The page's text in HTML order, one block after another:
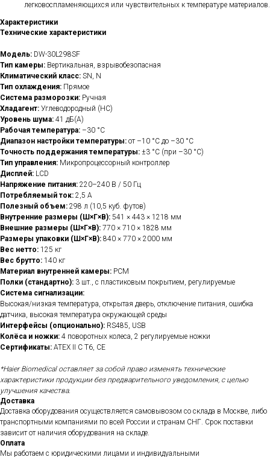
легковоспламеняющихся или чувствительных к температуре материалов.
Характеристики
Технические характеристики
Модель: DW-30L298SF
Тип камеры: Вертикальная, взрывобезопасная
Климатический класс: SN, N
Тип охлаждения: Прямое
Система разморозки: Ручная
Хладагент: Углеводородный (HC)
Уровень шума: 41 дБ(A)
Рабочая температура: –30 °C
Диапазон настройки температуры: от –10 °C до –30 °C
Точность поддержания температуры: ±3 °C (при –30 °C)
Тип управления: Микропроцессорный контроллер
Дисплей: LCD
Напряжение питания: 220–240 В / 50 Гц
Потребляемый ток: 2,5 А
Полезный объем: 298 л (10,5 куб. футов)
Внутренние размеры (Ш×Г×В): 541 × 443 × 1218 мм
Внешние размеры (Ш×Г×В): 770 × 710 × 1828 мм
Размеры упаковки (Ш×Г×В): 840 × 770 × 2000 мм
Вес нетто: 125 кг
Вес брутто: 140 кг
Материал внутренней камеры: PCM
Полки (стандартно): 3 шт., с пластиковым покрытием, регулируемые
Система сигнализации:
Высокая/низкая температура, открытая дверь, отключение питания, ошибка
датчика, высокая температура окружающей среды
Интерфейсы (опционально): RS485, USB
Колёса и ножки: 4 поворотных колеса, 2 регулируемые ножки
Сертификаты: ATEX II C T6, CE
*Haier Biomedical оставляет за собой право изменять технические
характеристики продукции без предварительного уведомления, с целью
улучшения качества.
Доставка
Доставка оборудования осуществляется самовывозом со склада в Москве, либо
транспортными компаниями по всей России и странам СНГ. Срок поставки
зависит от наличия оборудования на складе.
Оплата
Мы работаем с юридическими лицами и индивидуальными